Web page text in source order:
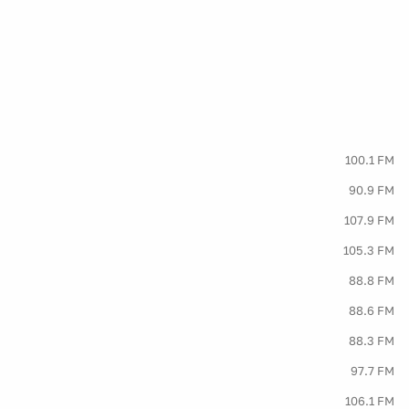
100.1 FM
90.9 FM
107.9 FM
105.3 FM
88.8 FM
88.6 FM
88.3 FM
97.7 FM
106.1 FM